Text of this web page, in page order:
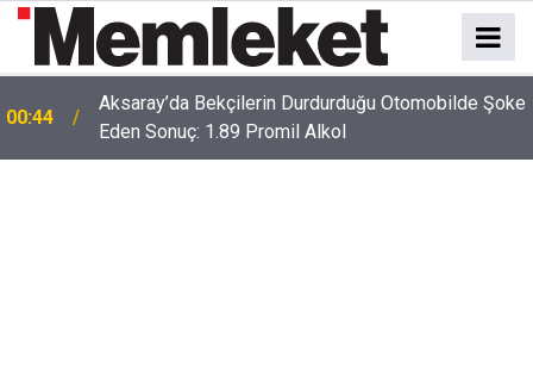
00:44
Aksaray’da Bekçilerin Durdurduğu Otomobilde Şoke
Eden Sonuç: 1.89 Promil Alkol